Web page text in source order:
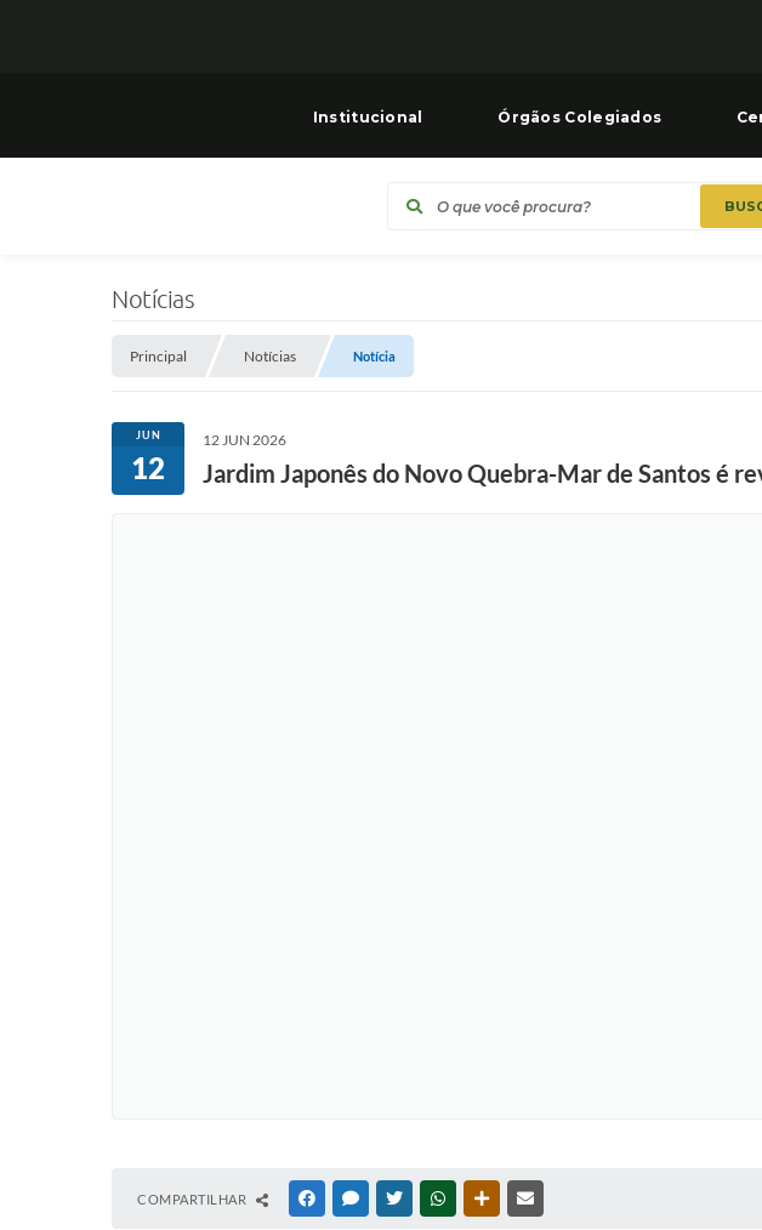
Institucional Órgãos Colegiados
Notícias
Principal Notícias Notícia
JUN
12
12 JUN 2026
Jardim Japonês do Novo Quebra-Mar de Santos é
COMPARTILHAR FACEBOOKMESSENGER
TWITTERWHATSAPPOUTRAS MÍDIAS